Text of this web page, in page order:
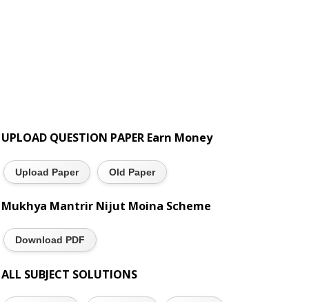
UPLOAD QUESTION PAPER Earn Money
Upload Paper Old Paper
Mukhya Mantrir Nijut Moina Scheme
Download PDF
ALL SUBJECT SOLUTIONS